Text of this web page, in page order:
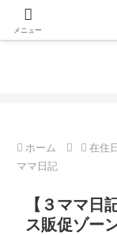
カン
ホーム 在住
ママ日記
【３ママ日
ス販促ゾー
メニュー